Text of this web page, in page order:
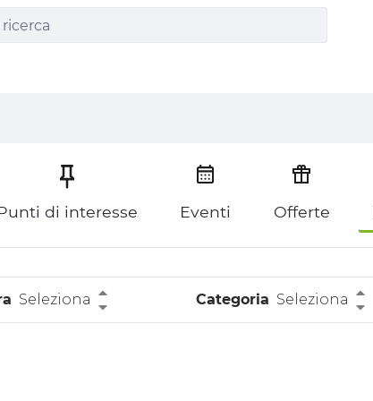
di interesse Eventi Offerte
Seleziona Categoria Seleziona